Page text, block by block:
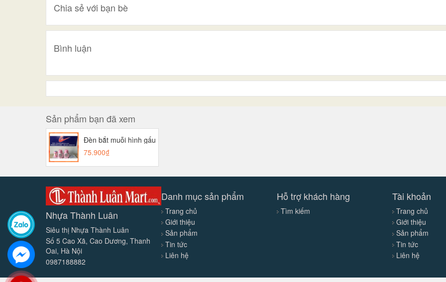
Chia sẻ với bạn bè
Bình luận
Sản phẩm bạn đã xem
Đèn bắt muỗi hình gấu
75.900₫
Nhựa Thành Luân
Siêu thị Nhựa Thành Luân
Số 5 Cao Xã, Cao Dương, Thanh
Oai, Hà Nội
0987188882
Danh mục sản phẩm
Trang chủ
Giới thiệu
Sản phẩm
Tin tức
Liên hệ
Hỗ trợ khách hàng
Tìm kiếm
Tài khoản
Trang chủ
Giới thiệu
Sản phẩm
Tin tức
Liên hệ